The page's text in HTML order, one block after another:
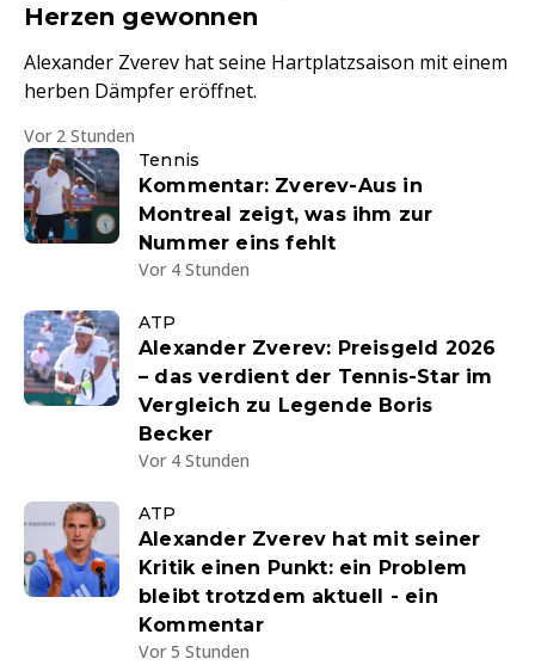
Herzen gewonnen
Alexander Zverev hat seine Hartplatzsaison mit einem
herben Dämpfer eröffnet.
Vor 2 Stunden
Tennis
Kommentar: Zverev-Aus in
Montreal zeigt, was ihm zur
Nummer eins fehlt
Vor 4 Stunden
ATP
Alexander Zverev: Preisgeld 2026
– das verdient der Tennis-Star im
Vergleich zu Legende Boris
Becker
Vor 4 Stunden
ATP
Alexander Zverev hat mit seiner
Kritik einen Punkt: ein Problem
bleibt trotzdem aktuell - ein
Kommentar
Vor 5 Stunden